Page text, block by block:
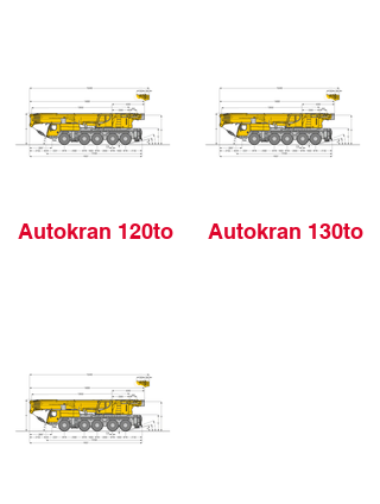
Autokran 120to Autokran 130to